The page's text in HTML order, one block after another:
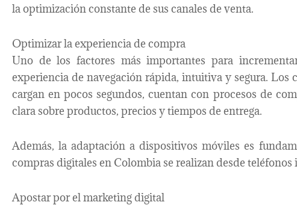
la optimización constante de sus canales de venta.
Optimizar la experiencia de compra
Uno de los factores más importantes para
experiencia de navegación rápida, intuitiva y segura. Los
cargan en pocos segundos, cuentan con procesos de
clara sobre productos, precios y tiempos de entrega.
Además, la adaptación a dispositivos móviles es
compras digitales en Colombia se realizan desde teléfonos
Apostar por el marketing digital